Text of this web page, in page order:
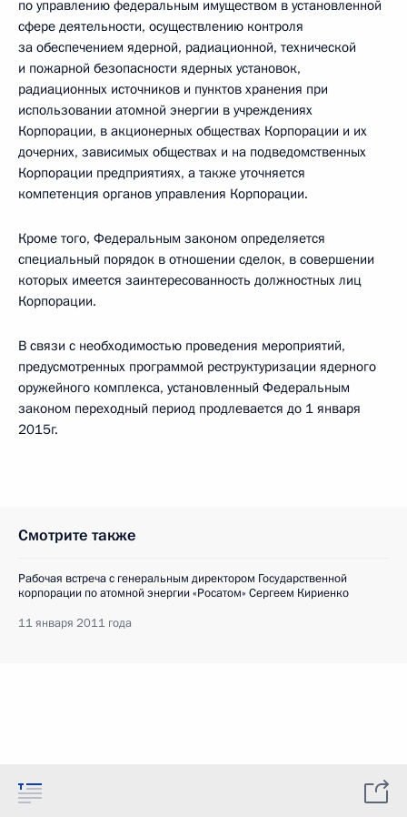
по управлению федеральным имуществом в установленной
сфере деятельности, осуществлению контроля
за обеспечением ядерной, радиационной, технической
и пожарной безопасности ядерных установок,
радиационных источников и пунктов хранения при
использовании атомной энергии в учреждениях
Корпорации, в акционерных обществах Корпорации и их
дочерних, зависимых обществах и на подведомственных
Корпорации предприятиях, а также уточняется
компетенция органов управления Корпорации.
Кроме того, Федеральным законом определяется
специальный порядок в отношении сделок, в совершении
которых имеется заинтересованность должностных лиц
Корпорации.
В связи с необходимостью проведения мероприятий,
предусмотренных программой реструктуризации ядерного
оружейного комплекса, установленный Федеральным
законом переходный период продлевается до 1 января
2015г.
Смотрите также
Рабочая встреча с генеральным директором Государственной
корпорации по атомной энергии «Росатом» Сергеем Кириенко
11 января 2011 года